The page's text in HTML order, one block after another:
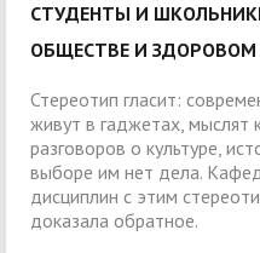
СТУДЕНТЫ И
ОБЩЕСТВЕ И ЗДОРОВОМ
Стереотип гласит:
живут в гаджетах, мыслят
разговоров о культуре,
выборе им нет дела.
дисциплин с этим
доказала обратное.